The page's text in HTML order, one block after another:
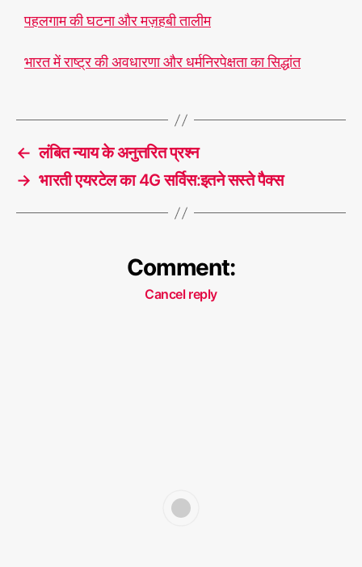
पहलगाम की घटना और मज़हबी तालीम
भारत में राष्ट्र की अवधारणा और धर्मनिरपेक्षता का सिद्धांत
T
g
क
द
← लंबित न्याय के अनुत्तरित प्रश्न
→ भारती एयरटेल का 4G सर्विस:इतने सस्ते पैक्स
Comment:
Cancel reply